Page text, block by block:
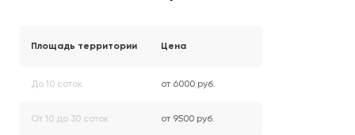
Площадь территории Цена
До 10 соток от 6000 руб.
От 10 до 30 соток от 9500 руб.